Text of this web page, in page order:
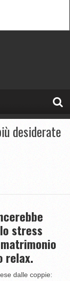
desiderate
stress
relax.
dalle coppie: